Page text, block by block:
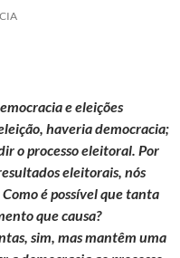
e eleições
haveria democracia;
o processo eleitoral. Por
eleitorais, nós
é possível que tanta
que causa?
sim, mas mantêm uma